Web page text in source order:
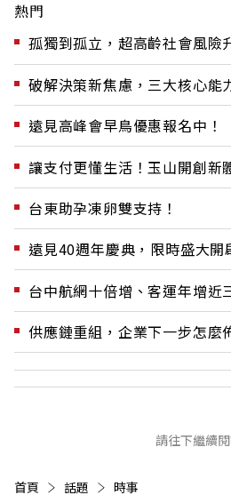
熱門
孤獨到孤立，超高齡社會風險
破解決策新焦慮，三大核心能
遠見高峰會早鳥優惠報名中！
讓支付更懂生活！玉山開創新
台東助孕凍卵雙支持！
遠見40週年慶典，限時盛大開
台中航網十倍增、客運年增近
供應鏈重組，企業下一步怎麼
請往下繼續
首頁 話題 時事